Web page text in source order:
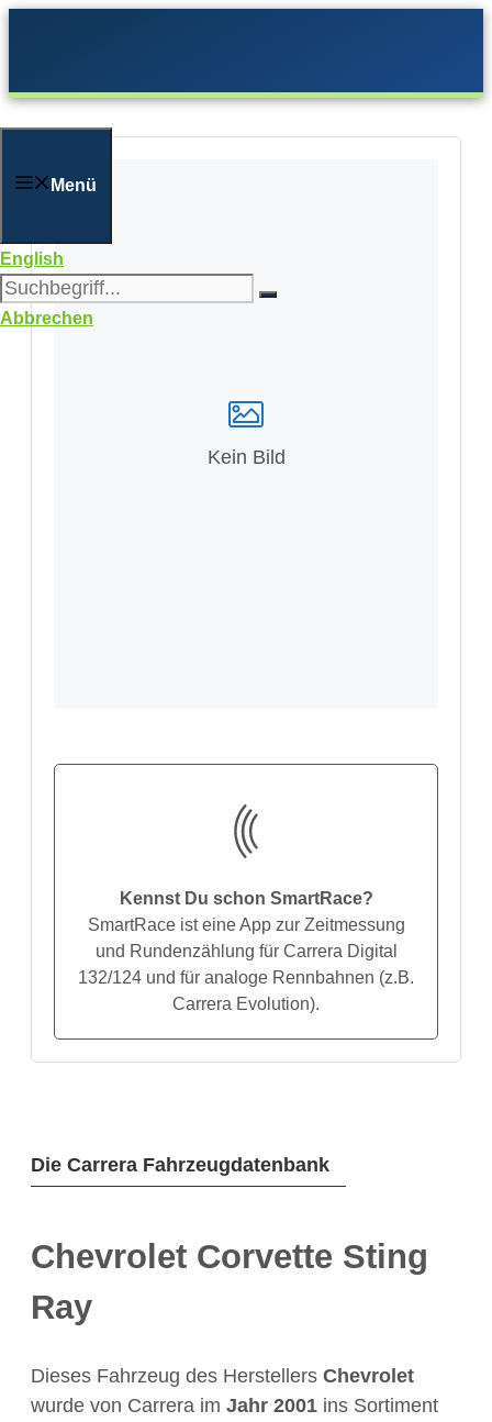
Menü
English
Abbrechen
Die Carrera Fahrzeugdatenbank
Chevrolet Corvette Sting
Ray
Dieses Fahrzeug des Herstellers Chevrolet
wurde von Carrera im Jahr 2001 ins Sortiment
Kein Bild
Kennst Du schon SmartRace?
SmartRace ist eine App zur Zeitmessung
und Rundenzählung für Carrera Digital
132/124 und für analoge Rennbahnen (z.B.
Carrera Evolution).